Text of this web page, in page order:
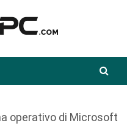
operativo di Microsoft